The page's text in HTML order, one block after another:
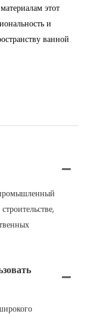
этот
и
ванной